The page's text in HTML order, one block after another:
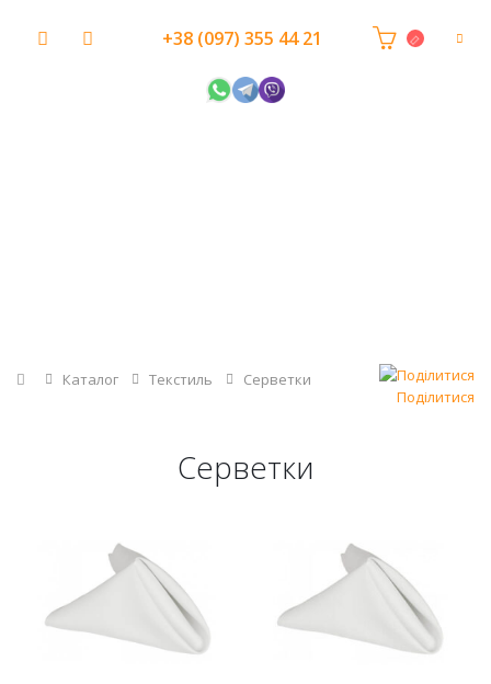
+38 (097) 355 44 21
Головна
Каталог Текстиль
Серветки
Поділитися
Серветки